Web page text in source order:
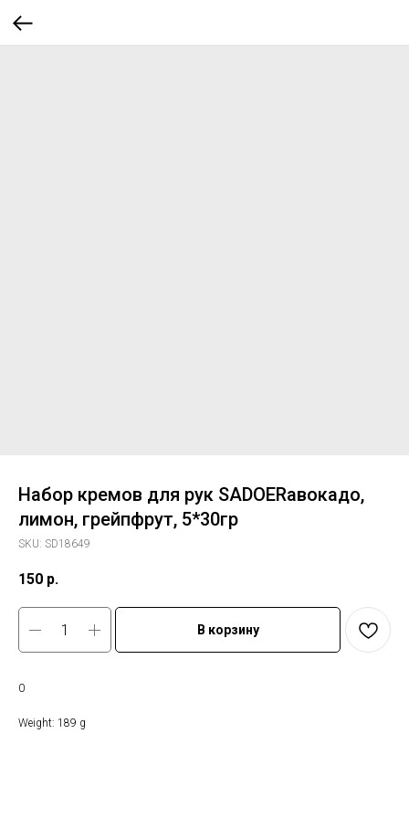
Набор кремов для рук SADOERавокадо,
лимон, грейпфрут, 5*30гр
SKU: SD18649
150 р.
В корзину
0
Weight: 189 g